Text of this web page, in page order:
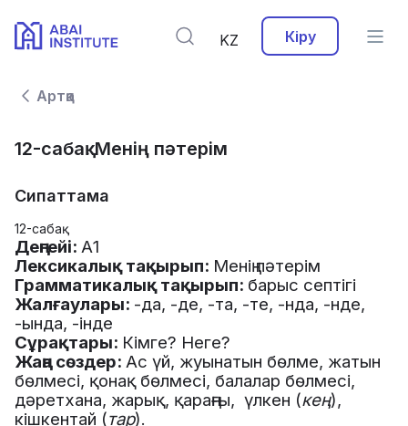
KZ Кіру
Артқа
12-сабақ. Менің пәтерім
Сипаттама
12-сабақ
Деңгейі: А1
Лексикалық тақырып: Менің пәтерім
Грамматикалық тақырып: барыс септігі
Жалғаулары: -да, -де, -та, -те, -нда, -нде,
-ында, -інде
Сұрақтары: Кімге? Неге?
Жаңа сөздер: Ас үй, жуынатын бөлме, жатын
бөлмесі, қонақ бөлмесі, балалар бөлмесі,
дәретхана, жарық, қараңғы, үлкен (кең),
кішкентай (тар).